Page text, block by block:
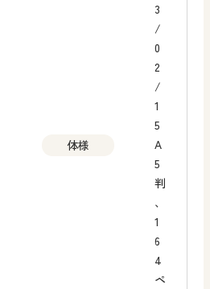
3
/
0
2
/
1
5
体様
A
5
判
、
1
6
4
ペ